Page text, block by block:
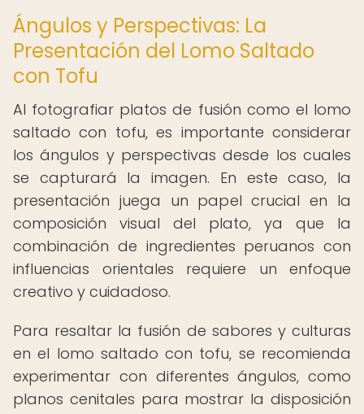
Ángulos y Perspectivas: La
Presentación del Lomo Saltado
con Tofu
Al fotografiar platos de fusión como el lomo
saltado con tofu, es importante considerar
los ángulos y perspectivas desde los cuales
se capturará la imagen. En este caso, la
presentación juega un papel crucial en la
composición visual del plato, ya que la
combinación de ingredientes peruanos con
influencias orientales requiere un enfoque
creativo y cuidadoso.
Para resaltar la fusión de sabores y culturas
en el lomo saltado con tofu, se recomienda
experimentar con diferentes ángulos, como
planos cenitales para mostrar la disposición